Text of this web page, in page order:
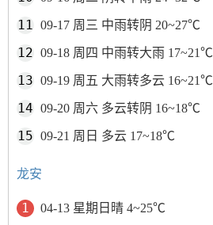
09-17 周三 中雨转阴 20~27℃
09-18 周四 中雨转大雨 17~21℃
09-19 周五 大雨转多云 16~21℃
09-20 周六 多云转阴 16~18℃
09-21 周日 多云 17~18℃
龙安
04-13 星期日晴 4~25℃